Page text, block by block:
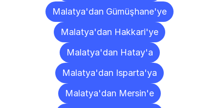
Malatya'dan Gümüşhane'ye
Malatya'dan Hakkari'ye
Malatya'dan Hatay'a
Malatya'dan Isparta'ya
Malatya'dan Mersin'e